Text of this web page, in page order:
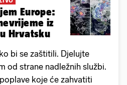
Europe:
iz
Hrvatsku
bi se zaštitili. Djelujte
od strane nadležnih službi.
koje će zahvatiti